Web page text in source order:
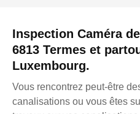
Inspection Caméra
6813 Termes et
Luxembourg.
Vous rencontrez peut-être
canalisations ou vous êtes